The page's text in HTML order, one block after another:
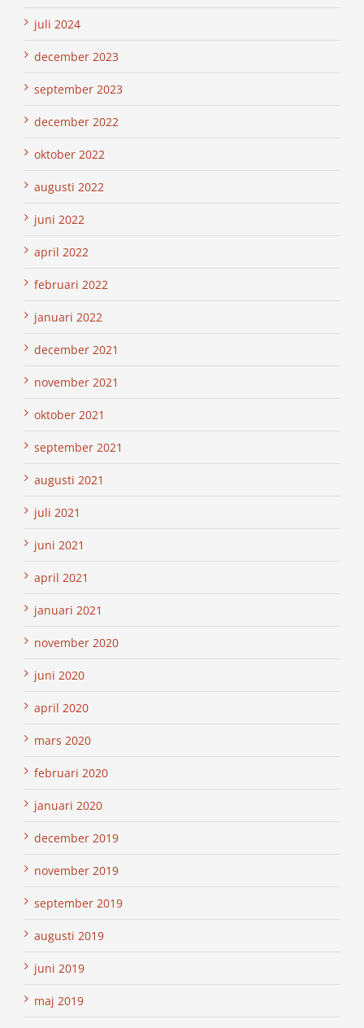
juli 2024
december 2023
september 2023
december 2022
oktober 2022
augusti 2022
juni 2022
april 2022
februari 2022
januari 2022
december 2021
november 2021
oktober 2021
september 2021
augusti 2021
juli 2021
juni 2021
april 2021
januari 2021
november 2020
juni 2020
april 2020
mars 2020
februari 2020
januari 2020
december 2019
november 2019
september 2019
augusti 2019
juni 2019
maj 2019